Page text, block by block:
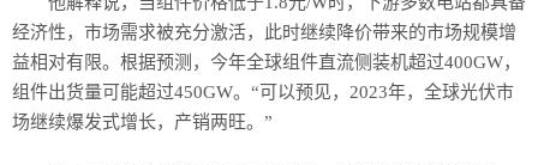
经济性，市场需求被充分激活，此时继续降价带来的市场规模增
益相对有限。根据预测，今年全球组件直流侧装机超过400GW，
组件出货量可能超过450GW。“可以预见，2023年，全球光伏市
场继续爆发式增长，产销两旺。”